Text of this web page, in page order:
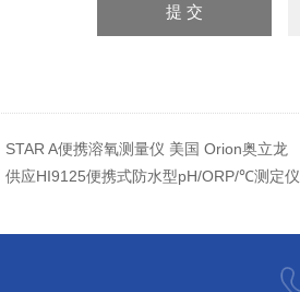
STAR A便携溶氧测量仪 美国 Orion奥立龙
供应HI9125便携式防水型pH/ORP/℃测定仪